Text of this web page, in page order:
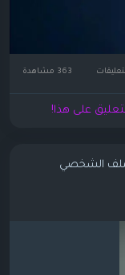
على هذا!
الشخصي